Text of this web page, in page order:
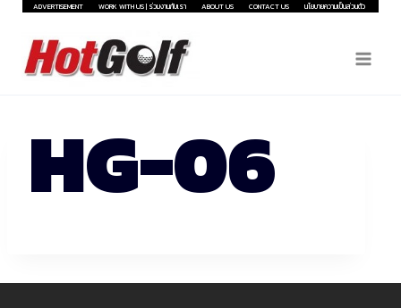
Skip
content
ADVERTISEMENT WORK WITH US | ร่วมงานกับเรา ABOUT US CONTACT US นโยบายความเป็นส่วนตัว
HG-06